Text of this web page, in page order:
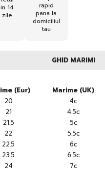
in 14
zile
rapid
pana la
domiciliul
tau
GHID MARIMI
(Eur) Marime (UK)
20
4c
21
4.5c
21.5
5c
22
5.5c
22.5
6c
23.5
6.5c
24
7c